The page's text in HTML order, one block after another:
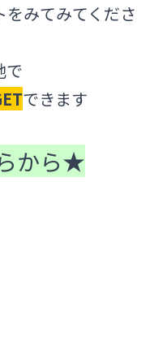
みてみてくださ
で
できます
から★